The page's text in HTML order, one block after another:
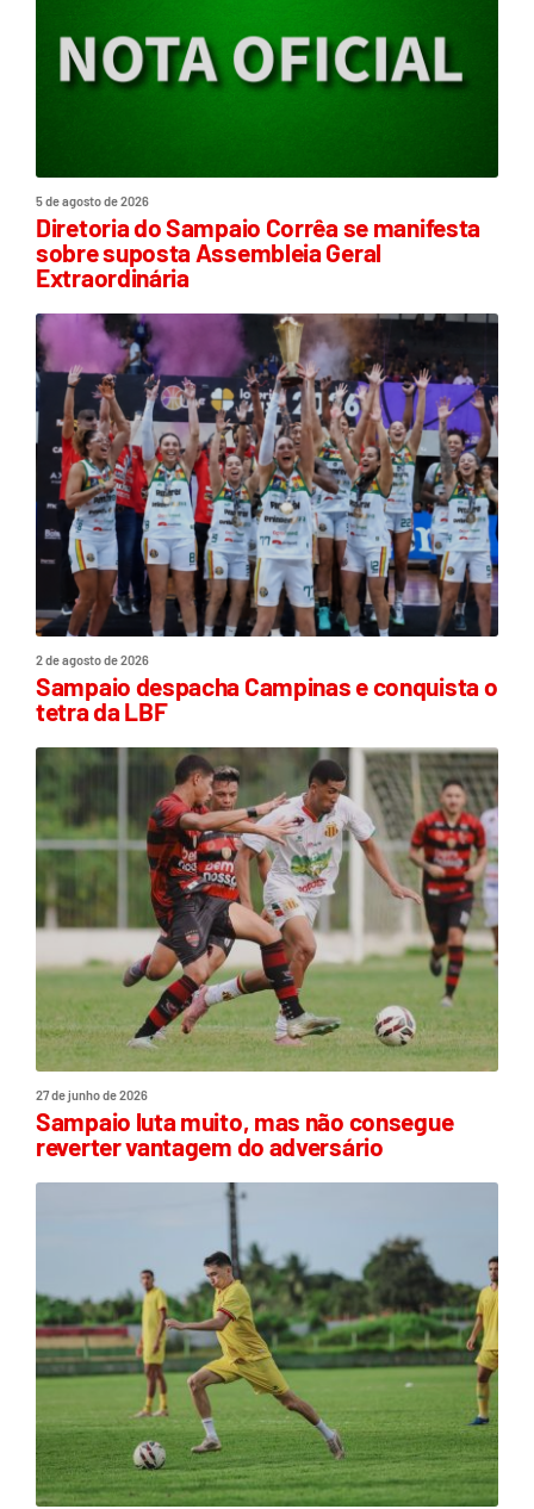
5 de agosto de 2026
Diretoria do Sampaio Corrêa se manifesta
sobre suposta Assembleia Geral
Extraordinária
2 de agosto de 2026
Sampaio despacha Campinas e conquista o
tetra da LBF
27 de junho de 2026
Sampaio luta muito, mas não consegue
reverter vantagem do adversário